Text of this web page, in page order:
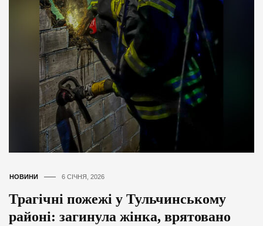
НОВИНИ 6 СІЧНЯ, 2026
Трагічні пожежі у Тульчинському
районі: загинула жінка, врятовано